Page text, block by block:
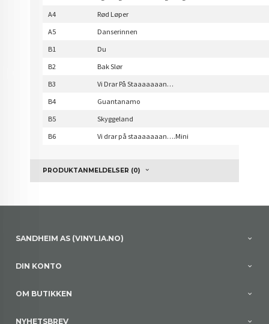
A4
Rød Løper
A5
Danserinnen
B1
Du
B2
Bak Slør
B3
Vi Drar På Staaaaaaan…
B4
Guantanamo
B5
Skyggeland
B6
Vi drar på staaaaaaan….Mini
PRODUKTANMELDELSER (0)
SANDHEIM AS (VINYLIA.NO)
DIN KONTO
OM BUTIKKEN
NYHETSBREV